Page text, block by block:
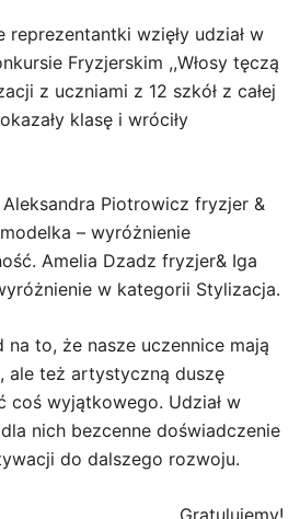
reprezentantki wzięły udział w
Fryzjerskim ,,Włosy tęczą
z uczniami z 12 szkół z całej
klasę i wróciły
Aleksandra Piotrowicz fryzjer &
– wyróżnienie
Amelia Dzadz fryzjer& Iga
w kategorii Stylizacja.
to, że nasze uczennice mają
ale też artystyczną duszę
coś wyjątkowego. Udział w
nich bezcenne doświadczenie
do dalszego rozwoju.